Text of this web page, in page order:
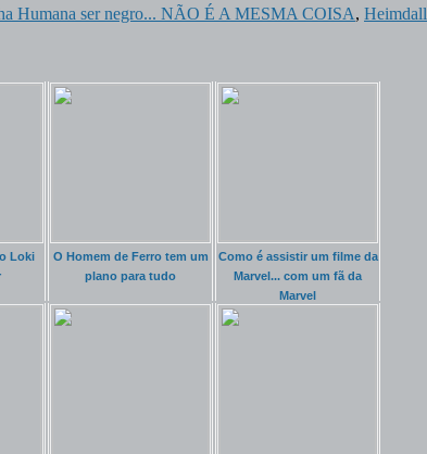
Humana ser negro... NÃO É A MESMA COISA, Heimdall
Loki
O Homem de Ferro tem um
plano para tudo
Como é assistir um filme da
Marvel... com um fã da
Marvel